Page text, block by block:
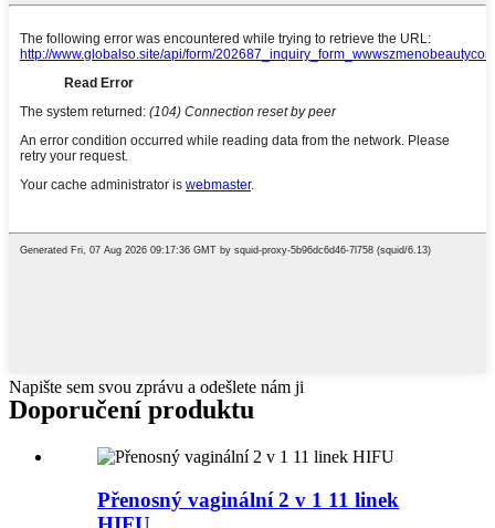
Napište sem svou zprávu a odešlete nám ji
Doporučení produktu
Přenosný vaginální 2 v 1 11 linek